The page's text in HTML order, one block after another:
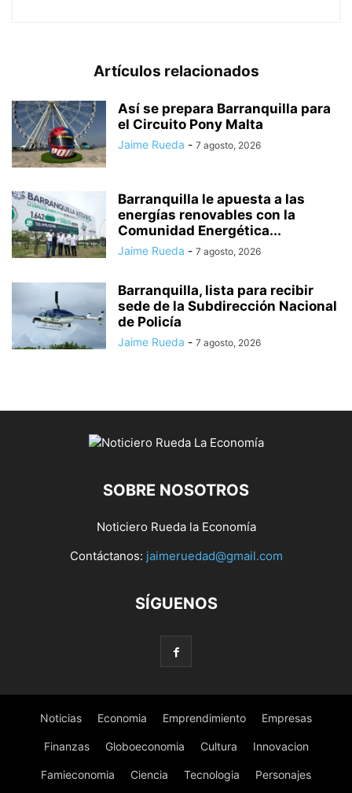
Artículos relacionados
Así se prepara Barranquilla para
el Circuito Pony Malta
Jaime Rueda - 7 agosto, 2026
Barranquilla le apuesta a las
energías renovables con la
Comunidad Energética...
Jaime Rueda - 7 agosto, 2026
Barranquilla, lista para recibir
sede de la Subdirección Nacional
de Policía
Jaime Rueda - 7 agosto, 2026
SOBRE NOSOTROS
Noticiero Rueda la Economía
Contáctanos: jaimeruedad@gmail.com
SÍGUENOS
Noticias Economia Emprendimiento Empresas
Finanzas Globoeconomia Cultura Innovacion
Famieconomia Ciencia Tecnologia Personajes